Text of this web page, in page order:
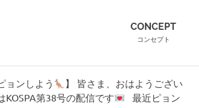
CONCEPT
コンセプト
ョンしよう
】 皆さま、おはようござい
KOSPA第38号の配信です
最近ピョン